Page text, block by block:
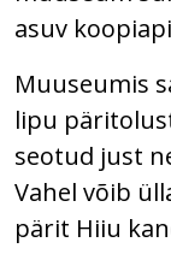
asuv
Muuseumis
lipu
seotud just
Vahel võib
pärit Hiiu